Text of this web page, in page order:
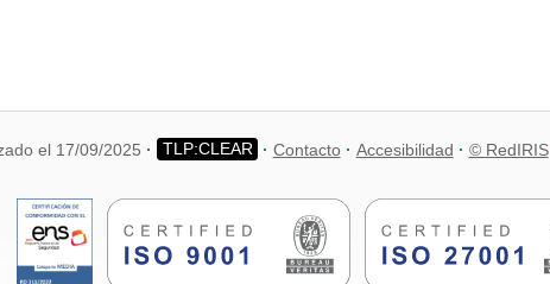
el 17/09/2025 Contacto Accesibilidad © RedIRIS